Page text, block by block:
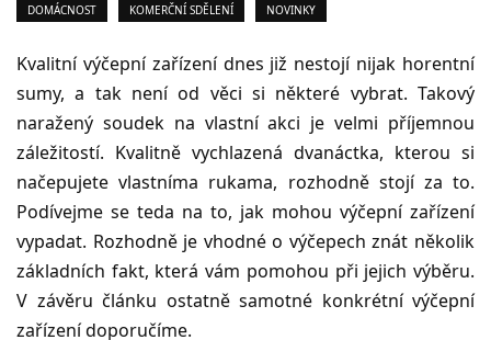
DOMÁCNOST KOMERČNÍ SDĚLENÍ NOVINKY
Kvalitní výčepní zařízení dnes již nestojí nijak horentní
sumy, a tak není od věci si některé vybrat. Takový
naražený soudek na vlastní akci je velmi příjemnou
záležitostí. Kvalitně vychlazená dvanáctka, kterou si
načepujete vlastníma rukama, rozhodně stojí za to.
Podívejme se teda na to, jak mohou výčepní zařízení
vypadat. Rozhodně je vhodné o výčepech znát několik
základních fakt, která vám pomohou při jejich výběru.
V závěru článku ostatně samotné konkrétní výčepní
zařízení doporučíme.